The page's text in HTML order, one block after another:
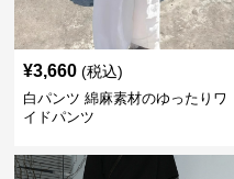
¥3,660 (税込)
白パンツ 綿麻素材のゆったりワ
イドパンツ